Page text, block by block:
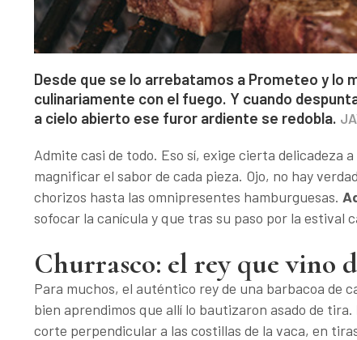
Desde que se lo arrebatamos a Prometeo y lo
culinariamente con el fuego. Y cuando
a cielo abierto ese furor ardiente se redobla.
Admite casi de todo. Eso sí, exige cierta delicadeza
magnificar el sabor de cada pieza. Ojo, no hay
chorizos hasta las omnipresentes hamburguesas.
sofocar la canícula y que tras su paso por la estival
Churrasco: el rey que vino
Para muchos, el auténtico rey de una barbacoa de
bien aprendimos que allí lo bautizaron asado de tira.
corte perpendicular a las costillas de la vaca, en